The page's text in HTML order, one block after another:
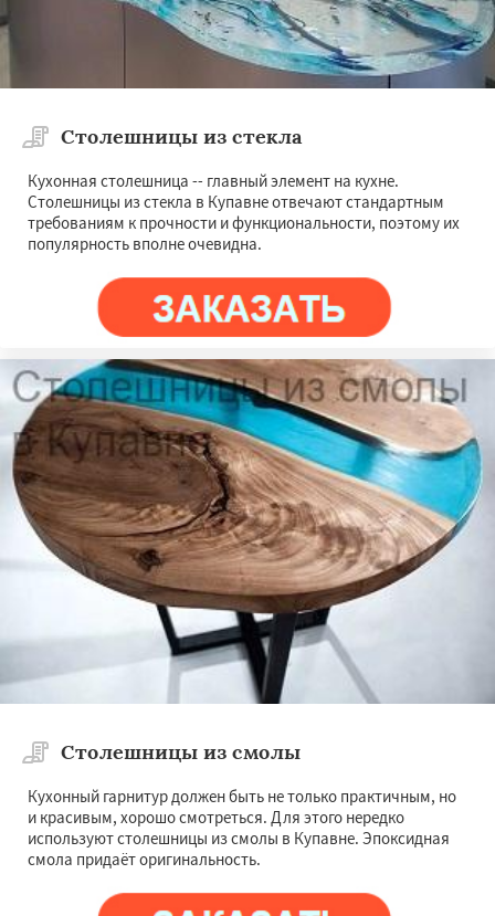
Столешницы из стекла
Кухонная столешница -- главный элемент на кухне.
Столешницы из стекла в Купавне отвечают стандартным
требованиям к прочности и функциональности, поэтому их
популярность вполне очевидна.
Столешницы из смолы
Кухонный гарнитур должен быть не только практичным, но
и красивым, хорошо смотреться. Для этого нередко
используют столешницы из смолы в Купавне. Эпоксидная
смола придаёт оригинальность.